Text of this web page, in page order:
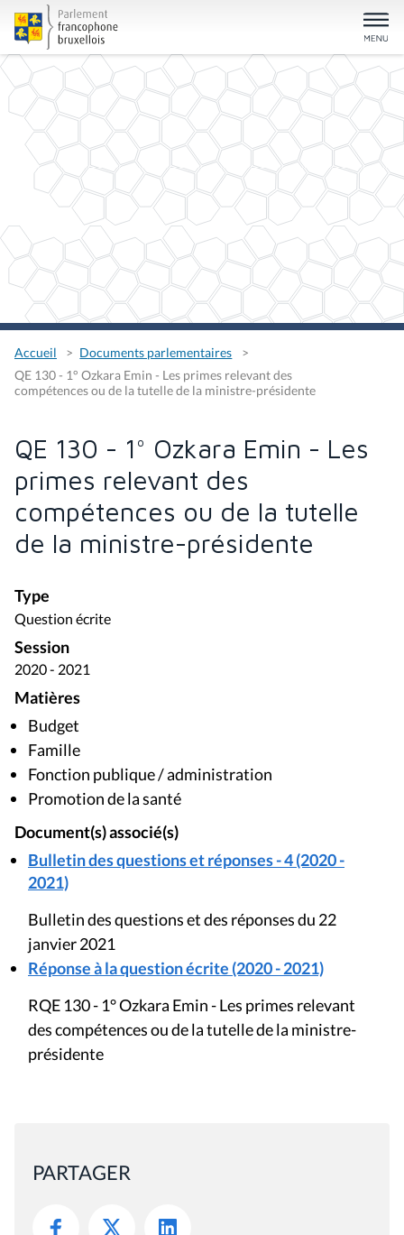
Accueil
Documents parlementaires
QE 130 - 1° Ozkara Emin - Les primes relevant des
compétences ou de la tutelle de la ministre-présidente
QE 130 - 1° Ozkara Emin - Les
primes relevant des
compétences ou de la tutelle
de la ministre-présidente
Type
Question écrite
Session
2020 - 2021
Matières
Budget
Famille
Fonction publique / administration
Promotion de la santé
Document(s) associé(s)
Bulletin des questions et réponses - 4 (2020 -
2021)
Bulletin des questions et des réponses du 22
janvier 2021
Réponse à la question écrite (2020 - 2021)
RQE 130 - 1° Ozkara Emin - Les primes relevant
des compétences ou de la tutelle de la ministre-
présidente
PARTAGER